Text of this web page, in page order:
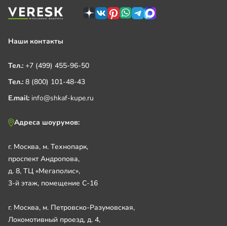
Наши контакты
Тел.: +7 (499) 455-96-50
Тел.: 8 (800) 101-48-43
E.mail: info@shkaf-kupe.ru
Адреса шоурумов:
г. Москва, м. Технопарк,
проспект Андропова,
д. 8, ТЦ «Мегаполис»,
3-й этаж, помещение С-16
г. Москва, м. Петровско-Разумовская,
Локомотивный проезд, д. 4,